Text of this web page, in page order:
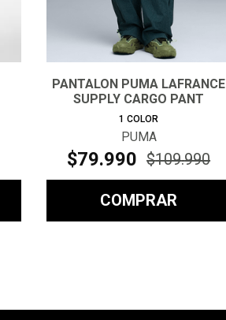
PANTALON PUMA LAFRANCE
SUPPLY CARGO PANT
HOMBRE
1 COLOR
PUMA
$79.990 $109.990
COMPRAR